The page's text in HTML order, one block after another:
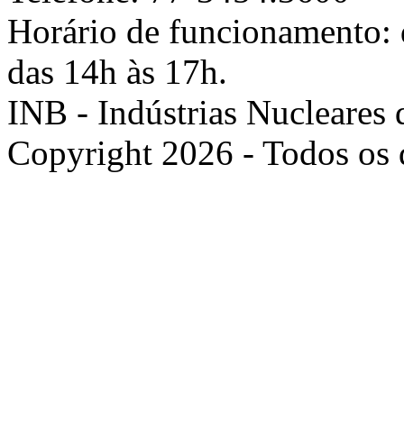
Horário de funcionamento:
das 14h às 17h.
INB - Indústrias
Copyright 2026 - Todos os